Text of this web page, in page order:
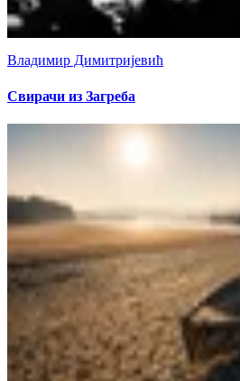
Владимир Димитријевић
Свирачи из Загреба